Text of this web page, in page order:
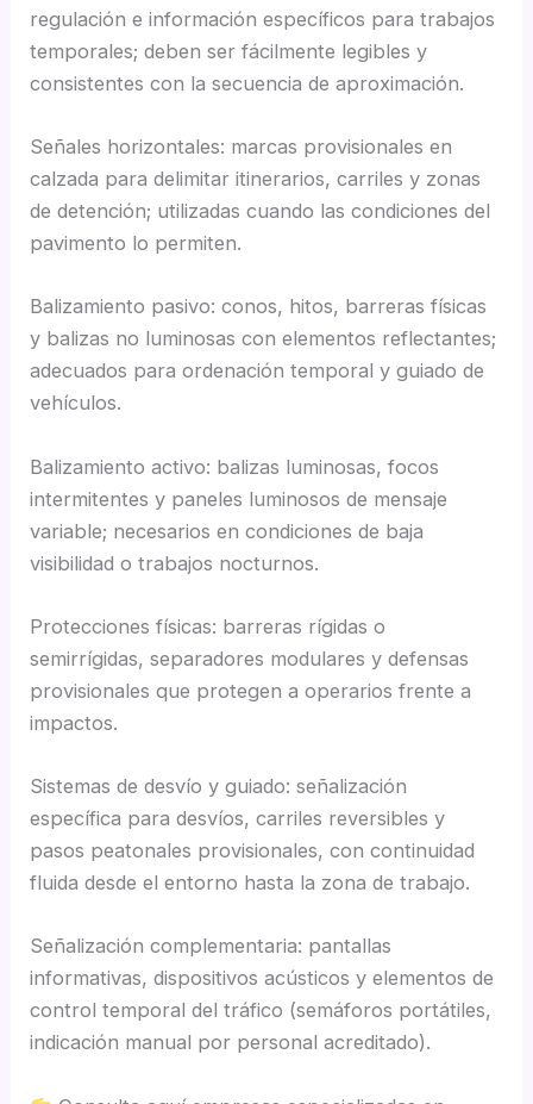
regulación e información específicos para trabajos
temporales; deben ser fácilmente legibles y
consistentes con la secuencia de aproximación.
Señales horizontales: marcas provisionales en
calzada para delimitar itinerarios, carriles y zonas
de detención; utilizadas cuando las condiciones del
pavimento lo permiten.
Balizamiento pasivo: conos, hitos, barreras físicas
y balizas no luminosas con elementos reflectantes;
adecuados para ordenación temporal y guiado de
vehículos.
Balizamiento activo: balizas luminosas, focos
intermitentes y paneles luminosos de mensaje
variable; necesarios en condiciones de baja
visibilidad o trabajos nocturnos.
Protecciones físicas: barreras rígidas o
semirrígidas, separadores modulares y defensas
provisionales que protegen a operarios frente a
impactos.
Sistemas de desvío y guiado: señalización
específica para desvíos, carriles reversibles y
pasos peatonales provisionales, con continuidad
fluida desde el entorno hasta la zona de trabajo.
Señalización complementaria: pantallas
informativas, dispositivos acústicos y elementos de
control temporal del tráfico (semáforos portátiles,
indicación manual por personal acreditado).